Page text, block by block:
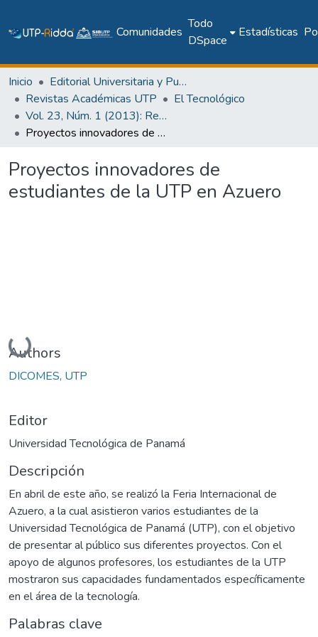
Comunidades
Todo
DSpace
Estadísticas
Inicio
Editorial Universitaria y Publicaciones Seriadas
Revistas Académicas UTP
El Tecnológico
Vol. 23, Núm. 1 (2013): Revista EL TECNOLÓGICO
Proyectos innovadores de estudiantes de la UTP en Azuero
Proyectos innovadores de
estudiantes de la UTP en Azuero
Cargando...
Authors
DICOMES, UTP
Editor
Universidad Tecnológica de Panamá
Descripción
En abril de este año, se realizó la Feria Internacional de
Azuero, a la cual asistieron varios estudiantes de la
Universidad Tecnológica de Panamá (UTP), con el objetivo
de presentar al público sus diferentes proyectos. Con el
apoyo de algunos profesores, los estudiantes de la UTP
mostraron sus capacidades fundamentados específicamente
en el área de la tecnología.
Palabras clave